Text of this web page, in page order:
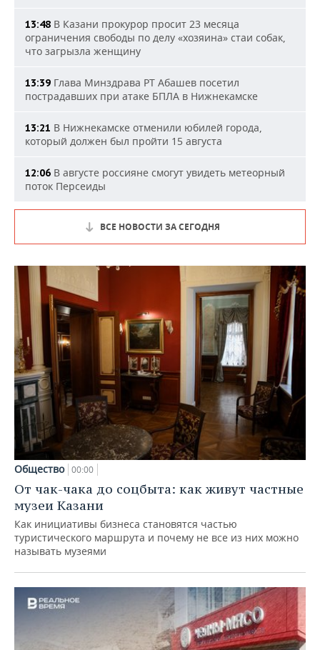
13:48 В Казани прокурор просит 23 месяца
ограничения свободы по делу «хозяина» стаи собак,
что загрызла женщину
13:39 Глава Минздрава РТ Абашев посетил
пострадавших при атаке БПЛА в Нижнекамске
13:21 В Нижнекамске отменили юбилей города,
который должен был пройти 15 августа
12:06 В августе россияне смогут увидеть метеорный
поток Персеиды
ВСЕ НОВОСТИ ЗА СЕГОДНЯ
Общество 00:00
От чак-чака до соцбыта: как живут частные
музеи Казани
Как инициативы бизнеса становятся частью
туристического маршрута и почему не все из них можно
называть музеями